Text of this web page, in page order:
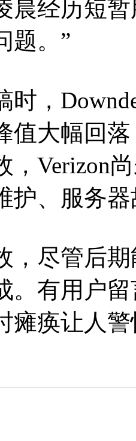
晨经历短
题。”
时，
值大幅回
，Verizon
护、服务
，尽管后
。有用户
瘫痪让人